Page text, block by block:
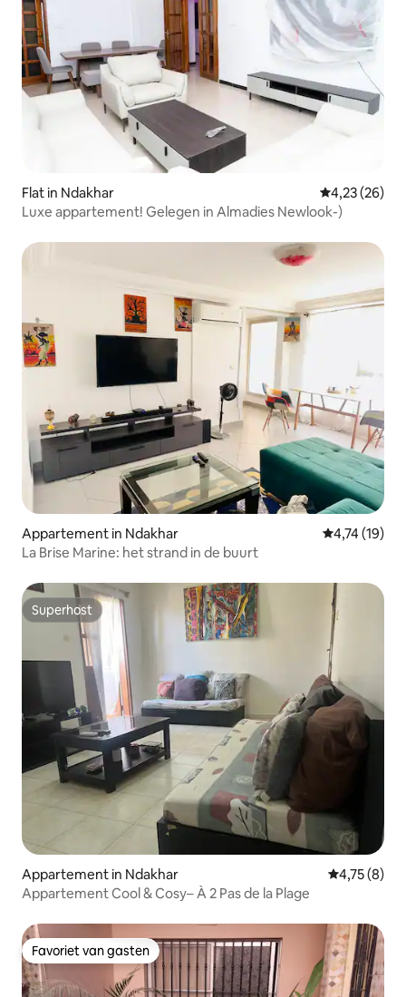
Flat in Ndakhar Gemiddelde
4,23 (26)
Luxe appartement! Gelegen in Almadies Newlook-)
Appartement in Ndakhar Gemiddelde
4,74 (19)
La Brise Marine: het strand in de buurt
Superhost
Superhost
Appartement in Ndakhar
4,75 (8)
Appartement Cool & Cosy– À 2 Pas de la Plage
Favoriet van gasten
Favoriet van gasten